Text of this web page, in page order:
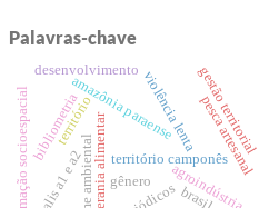
Palavras-chave
território camponês
violência lenta
agroindústria
soberania alimentar
amazônia paraense
crime ambiental
território
gênero
pesca artesanal
desenvolvimento
bibliometria
qualis a1 e a2
formação socioespacial gestão territorial
brasil